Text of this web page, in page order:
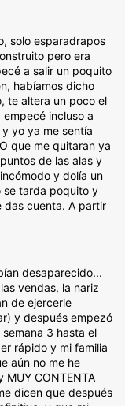
solo esparadrapos
pero era
a salir un poquito
habíamos dicho
te altera un poco el
incluso a
yo ya me sentía
que me quitaran ya
de las alas y
y dolía un
se tarda poquito y
das cuenta. A partir
desaparecido...
vendas, la nariz
de ejercerle
y después empezó
3 hasta el
rápido y mi familia
aún no me he
CONTENTA
dicen que después